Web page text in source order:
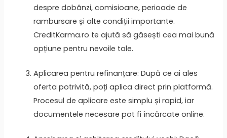
despre dobânzi, comisioane, perioade de
rambursare și alte condiții importante.
CreditKarma.ro te ajută să găsești cea mai bună
opțiune pentru nevoile tale.
Aplicarea pentru refinanțare: După ce ai ales
oferta potrivită, poți aplica direct prin platformă.
Procesul de aplicare este simplu și rapid, iar
documentele necesare pot fi încărcate online.